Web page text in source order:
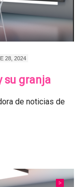
28, 2024
su granja
de noticias de